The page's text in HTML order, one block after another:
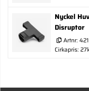
Nyckel
Disruptor
Artnr:
Cirkapris: